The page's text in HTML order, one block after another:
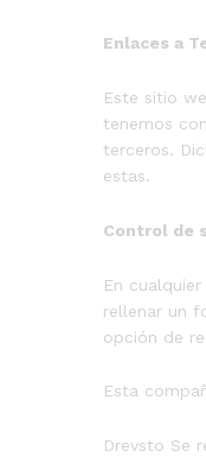
Enlaces a
Este sitio
tenemos
terceros.
estas.
Control de
En
rellenar un
opción de
Esta
Drevsto Se